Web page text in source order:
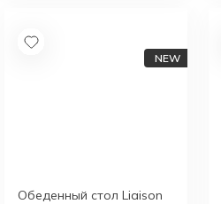
Обеденный стол Liaison